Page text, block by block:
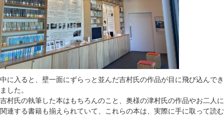
中に入ると、壁一面にずらっと並んだ吉村氏の作品が目に飛び込んでき
ました。
吉村氏の執筆した本はもちろんのこと、奥様の津村氏の作品やお二人に
関連する書籍も揃えられていて、これらの本は、実際に手に取って読む